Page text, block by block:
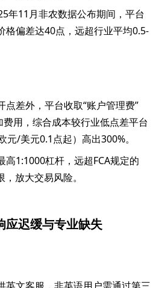
年11月非农数据公布期间，平台
格偏差达40点，远超行业平均0.5-
点差外，平台收取“账户管理费”
费用，综合成本较行业低点差平台
元/美元0.1点起）高出300%。
高1:1000杠杆，远超FCA规定的
放大交易风险。
应迟缓与专业缺失